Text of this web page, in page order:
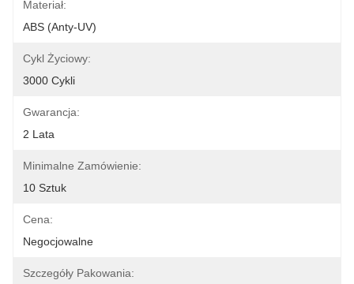
Materiał:
ABS (anty-UV)
Cykl Życiowy:
3000 Cykli
Gwarancja:
2 Lata
Minimalne Zamówienie:
10 Sztuk
Cena:
Negocjowalne
Szczegóły Pakowania: